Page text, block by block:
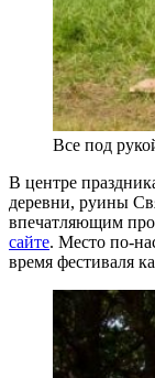
Все под
В центре
деревни, руины
впечатляющим
сайте. Место по-
время фестиваля